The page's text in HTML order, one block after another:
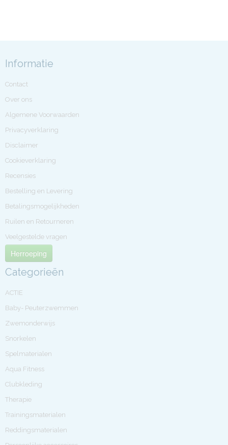
Informatie
Contact
Over ons
Algemene Voorwaarden
Privacyverklaring
Disclaimer
Cookieverklaring
Recensies
Bestelling en Levering
Betalingsmogelijkheden
Ruilen en Retourneren
Veelgestelde vragen
Herroeping
Categorieën
ACTIE
Baby- Peuterzwemmen
Zwemonderwijs
Snorkelen
Spelmaterialen
Aqua Fitness
Clubkleding
Therapie
Trainingsmaterialen
Reddingsmaterialen